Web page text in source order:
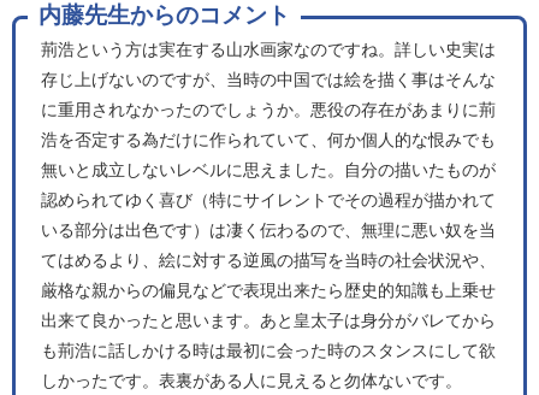
内藤先生からのコメント
荊浩という方は実在する山水画家なのですね。詳しい史実は
存じ上げないのですが、当時の中国では絵を描く事はそんな
に重用されなかったのでしょうか。悪役の存在があまりに荊
浩を否定する為だけに作られていて、何か個人的な恨みでも
無いと成立しないレベルに思えました。自分の描いたものが
認められてゆく喜び（特にサイレントでその過程が描かれて
いる部分は出色です）は凄く伝わるので、無理に悪い奴を当
てはめるより、絵に対する逆風の描写を当時の社会状況や、
厳格な親からの偏見などで表現出来たら歴史的知識も上乗せ
出来て良かったと思います。あと皇太子は身分がバレてから
も荊浩に話しかける時は最初に会った時のスタンスにして欲
しかったです。表裏がある人に見えると勿体ないです。